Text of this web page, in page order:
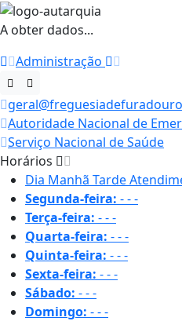
A obter dados...
Administração
Autoridade Nacional de
Serviço Nacional de Saúde
Horários
Dia Manhã Tarde
Segunda-feira: ---
Terça-feira: ---
Quarta-feira: ---
Quinta-feira: ---
Sexta-feira: ---
Sábado: ---
Domingo: ---